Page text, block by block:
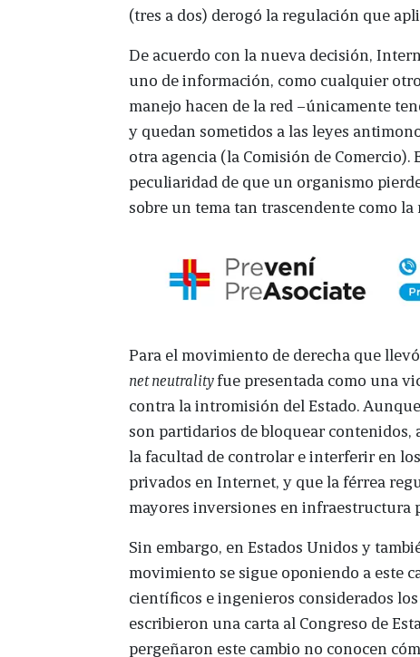
(tres a dos) derogó la regulación que
De acuerdo con la nueva decisión,
uno de información, como cualquier
manejo hacen de la red –únicamente
y quedan sometidos a las leyes
otra agencia (la Comisión de
peculiaridad de que un organismo
sobre un tema tan trascendente como
Para el movimiento de derecha que
net neutralityfue presentada como una
contra la intromisión del Estado.
son partidarios de bloquear contenidos,
la facultad de controlar e interferir en
privados en Internet, y que la férrea
mayores inversiones en infraestructura
Sin embargo, en Estados Unidos y
movimiento se sigue oponiendo a este
científicos e ingenieros considerados
escribieron una carta al Congreso de
pergeñaron este cambio no conocen